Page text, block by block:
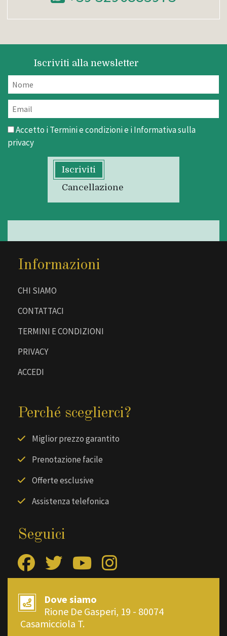
Iscriviti alla newsletter
Accetto iTermini e condizionie iInformativa sulla
privacy
Iscriviti
Cancellazione
Informazioni
CHI SIAMO
CONTATTACI
TERMINI E CONDIZIONI
PRIVACY
ACCEDI
Perché sceglierci?
Miglior prezzo garantito
Prenotazione facile
Offerte esclusive
Assistenza telefonica
Seguici
Dove siamo
Rione De Gasperi, 19 - 80074
Casamicciola T.